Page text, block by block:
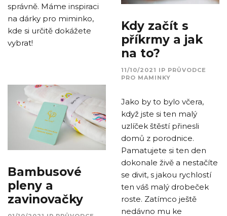
správně. Máme inspiraci
na dárky pro miminko,
kde si určitě dokážete
vybrat!
Kdy začít s
příkrmy a jak
na to?
11/10/2021 IP PRŮVODCE
PRO MAMINKY
Jako by to bylo včera,
když jste si ten malý
uzlíček štěstí přinesli
domů z porodnice.
Pamatujete si ten den
dokonale živě a nestačíte
se divit, s jakou rychlostí
ten váš malý drobeček
roste. Zatímco ještě
nedávno mu ke
Bambusové
pleny a
zavinovačky